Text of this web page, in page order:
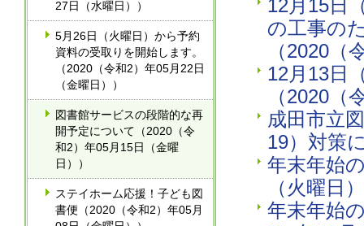
27日（水曜日））
5月26日（火曜日）から予約
資料の受取りを開始します。
（2020（令和2）年05月22日
（金曜日））
図書館サービスの段階的な再
開予定について（2020（令
和2）年05月15日（金曜
日））
ステイホーム応援！子ども図
書便（2020（令和2）年05月
12月15日
の工事の
（2020（
12月13日
（2020（
成田市立
19）対策
年末年始
（火曜日
年末年始